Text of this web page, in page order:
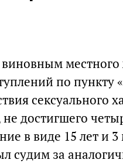
местного
по пункту
сексуального
достигшего
в виде 15 лет и
судим за